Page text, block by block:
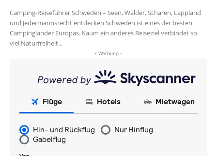
Camping-Reiseführer Schweden – Seen, Wälder, Schären, Lappland
und Jedermannsrecht entdecken Schweden ist eines der besten
Campingländer Europas. Kaum ein anderes Reiseziel verbindet so
viel Naturfreiheit...
- Werbung -